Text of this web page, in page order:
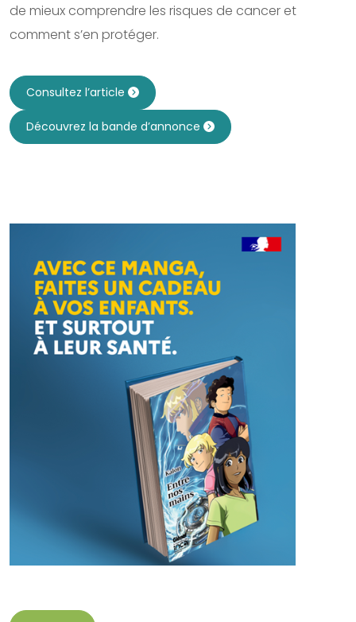
de mieux comprendre les risques de cancer et
comment s’en protéger.
Consultez l’article
Découvrez la bande d’annonce